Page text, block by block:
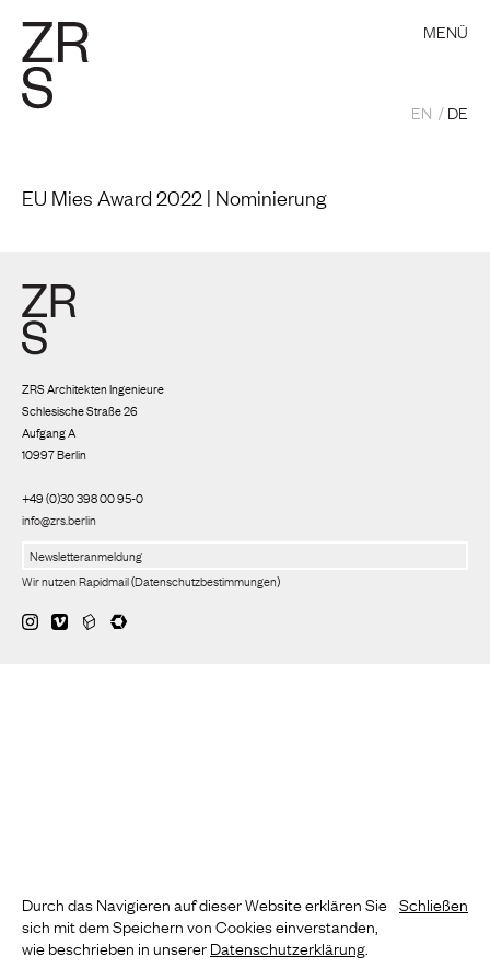
MENÜ
EN DE
EU Mies Award 2022 | Nominierung
ZRS Architekten Ingenieure
Schlesische Straße 26
Aufgang A
10997 Berlin
+49 (0)30 398 00 95-0
info@zrs.berlin
Wir nutzen Rapidmail(Datenschutzbestimmungen)
Durch das Navigieren auf dieser Website erklären Sie
sich mit dem Speichern von Cookies einverstanden,
wie beschrieben in unsererDatenschutzerklärung
Schließen